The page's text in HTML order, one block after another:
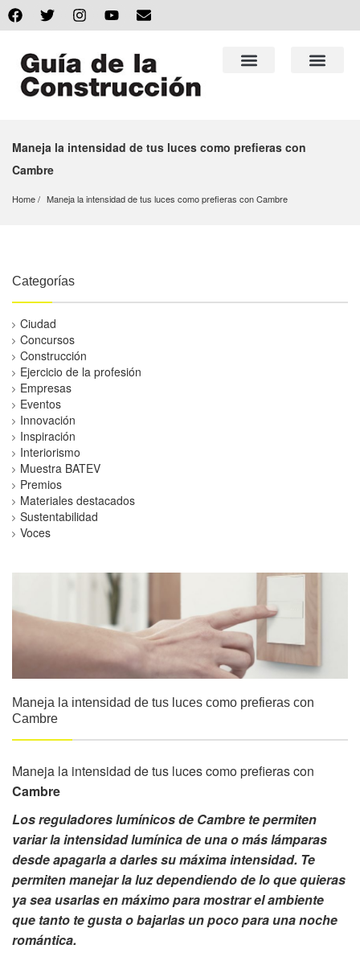
Maneja la intensidad de tus luces como prefieras con
Cambre
Home Maneja la intensidad de tus luces como prefieras con Cambre
Categorías
Ciudad
Concursos
Construcción
Ejercicio de la profesión
Empresas
Eventos
Innovación
Inspiración
Interiorismo
Muestra BATEV
Premios
Materiales destacados
Sustentabilidad
Voces
Maneja la intensidad de tus luces como prefieras con
Cambre
Maneja la intensidad de tus luces como prefieras con
Cambre
Los reguladores lumínicos de Cambre te permiten
variar la intensidad lumínica de una o más lámparas
desde apagarla a darles su máxima intensidad. Te
permiten manejar la luz dependiendo de lo que quieras
ya sea usarlas en máximo para mostrar el ambiente
que tanto te gusta o bajarlas un poco para una noche
romántica.